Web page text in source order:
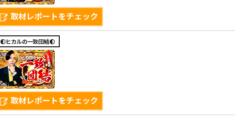
取材レポートをチェック
🌓ヒカルの一致団結🌓
取材レポートをチェック